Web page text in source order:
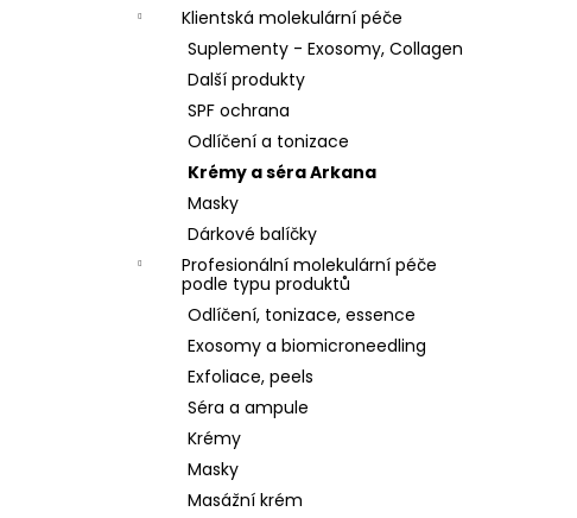
Klientská molekulární péče
Suplementy - Exosomy, Collagen
Další produkty
SPF ochrana
Odlíčení a tonizace
Krémy a séra Arkana
Masky
Dárkové balíčky
Profesionální molekulární péče
podle typu produktů
Odlíčení, tonizace, essence
Exosomy a biomicroneedling
Exfoliace, peels
Séra a ampule
Krémy
Masky
Masážní krém